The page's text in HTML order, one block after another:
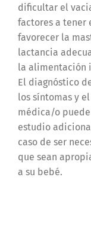
dificultar el
factores a tener
favorecer la
lactancia
la alimentación
El diagnóstico
los síntomas y
médica/o
estudio
caso de ser
que sean
a su bebé.